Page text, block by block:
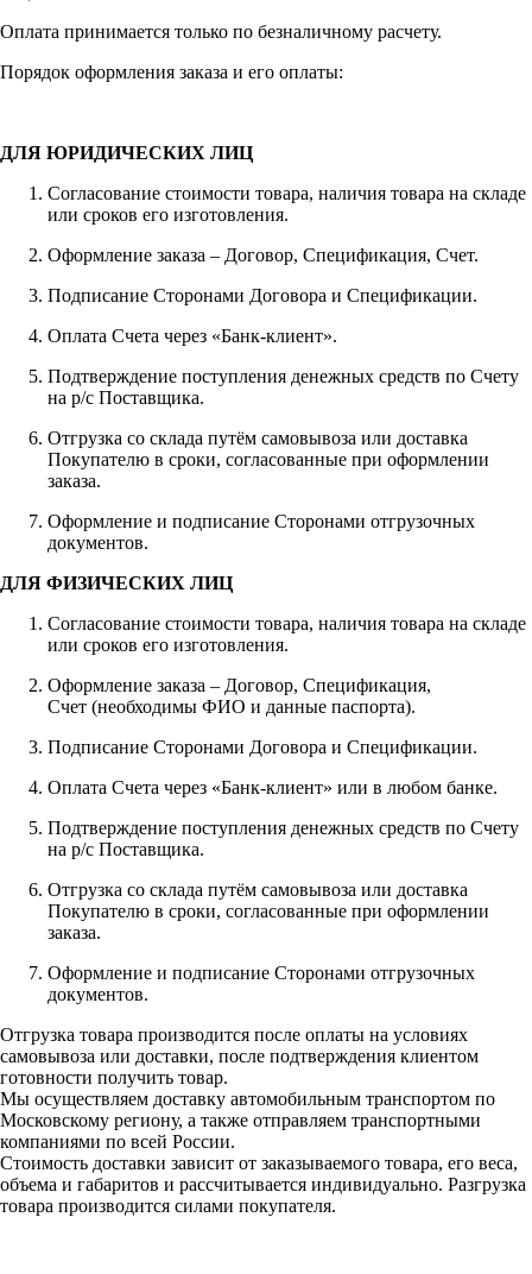
Оплата принимается только по безналичному расчету.
Порядок оформления заказа и его оплаты:
ДЛЯ ЮРИДИЧЕСКИХ ЛИЦ
Согласование стоимости товара, наличия товара на складе
или сроков его изготовления.
Оформление заказа – Договор, Спецификация, Счет.
Подписание Сторонами Договора и Спецификации.
Оплата Счета через «Банк-клиент».
Подтверждение поступления денежных средств по Счету
на р/с Поставщика.
Отгрузка со склада путём самовывоза или доставка
Покупателю в сроки, согласованные при оформлении
заказа.
Оформление и подписание Сторонами отгрузочных
документов.
ДЛЯ ФИЗИЧЕСКИХ ЛИЦ
Согласование стоимости товара, наличия товара на складе
или сроков его изготовления.
Оформление заказа – Договор, Спецификация,
Счет (необходимы ФИО и данные паспорта).
Подписание Сторонами Договора и Спецификации.
Оплата Счета через «Банк-клиент» или в любом банке.
Подтверждение поступления денежных средств по Счету
на р/с Поставщика.
Отгрузка со склада путём самовывоза или доставка
Покупателю в сроки, согласованные при оформлении
заказа.
Оформление и подписание Сторонами отгрузочных
документов.
Отгрузка товара производится после оплаты на условиях
самовывоза или доставки, после подтверждения клиентом
готовности получить товар.
Мы осуществляем доставку автомобильным транспортом по
Московскому региону, а также отправляем транспортными
компаниями по всей России.
Стоимость доставки зависит от заказываемого товара, его веса,
объема и габаритов и рассчитывается индивидуально. Разгрузка
товара производится силами покупателя.